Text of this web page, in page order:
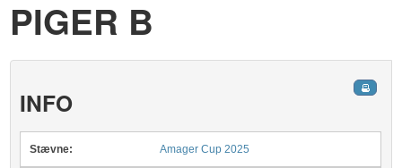
PIGER B
INFO
Stævne: Amager Cup 2025